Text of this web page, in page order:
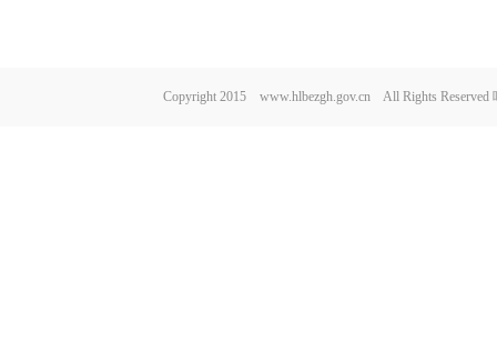
Copyright 2015 www.hlbezgh.gov.cn All Rights